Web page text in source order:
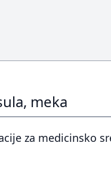
meka
za medicinsko